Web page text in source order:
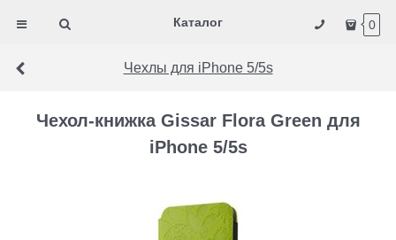
Каталог 0
Чехлы для iPhone 5/5s
Чехол-книжка Gissar Flora Green для
iPhone 5/5s